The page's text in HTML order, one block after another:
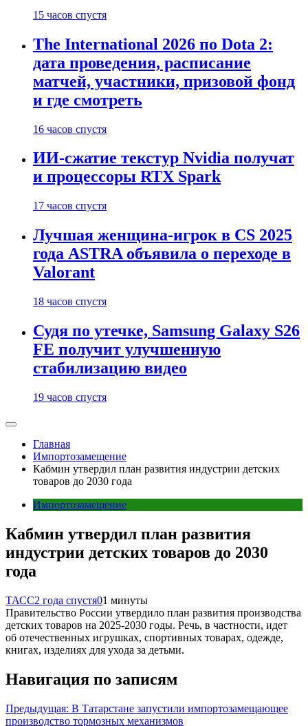
15 часов спустя
The International 2026 по Dota 2:
дата проведения, расписание
матчей, участники, призовой фонд
и где смотреть
16 часов спустя
ИИ-сжатие текстур Nvidia получат
и процессоры RTX Spark
17 часов спустя
Лучшая женщина-игрок в CS 2025
года ASTRA объявила о переходе в
Valorant
18 часов спустя
Судя по утечке, Samsung Galaxy S26
FE получит улучшенную
стабилизацию видео
19 часов спустя
Главная
Импортозамещение
Кабмин утвердил план развития индустрии детских
товаров до 2030 года
Импортозамещение
Кабмин утвердил план развития
индустрии детских товаров до 2030
года
ТАСС2 года спустя01 минуты
Правительство России утвердило план развития производства
детских товаров на 2025-2030 годы. Речь, в частности, идет
об отечественных игрушках, спортивных товарах, одежде,
книгах, изделиях для ухода за детьми.
Навигация по записям
Предыдущая: В Татарстане запустили импортозамещающее
производство тормозных механизмов